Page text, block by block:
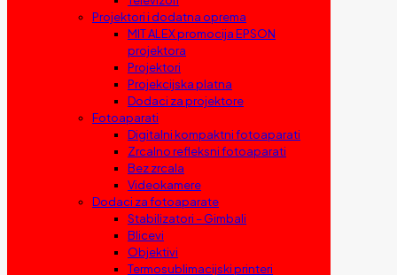
Projektori i dodatna oprema
MIT ALEX promocija EPSON
projektora
Projektori
Projekcijska platna
Dodaci za projektore
Fotoaparati
Digitalni kompaktni fotoaparati
Zrcalno refleksni fotoaparati
Bez zrcala
Videokamere
Dodaci za fotoaparate
Stabilizatori – Gimbali
Blicevi
Objektivi
Termosublimacijski printeri